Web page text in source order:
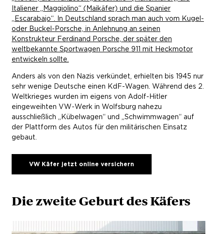
Italiener „Maggiolino“ (Maikäfer) und die Spanier
„Escarabajo“. In Deutschland sprach man auch vom Kugel-
oder Buckel-Porsche, in Anlehnung an seinen
Konstrukteur Ferdinand Porsche, der später den
weltbekannte Sportwagen Porsche 911 mit Heckmotor
entwickeln sollte.
Anders als von den Nazis verkündet, erhielten bis 1945 nur
sehr wenige Deutsche einen KdF-Wagen. Während des 2.
Weltkrieges wurden im eigens von Adolf-Hitler
eingeweihten VW-Werk in Wolfsburg nahezu
ausschließlich „Kübelwagen“ und „Schwimmwagen“ auf
der Plattform des Autos für den militärischen Einsatz
gebaut.
VW Käfer jetzt online versichern
Die zweite Geburt des Käfers